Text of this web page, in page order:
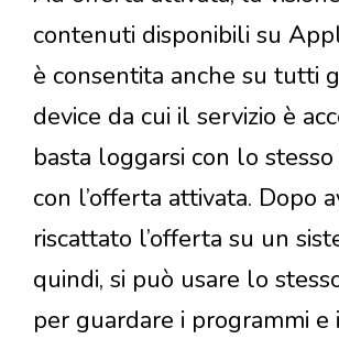
contenuti disponibili su
è consentita anche su tutti
device da cui il servizio è
basta loggarsi con lo
con l’offerta attivata. Dopo
riscattato l’offerta su un
quindi, si può usare lo
per guardare i programmi e